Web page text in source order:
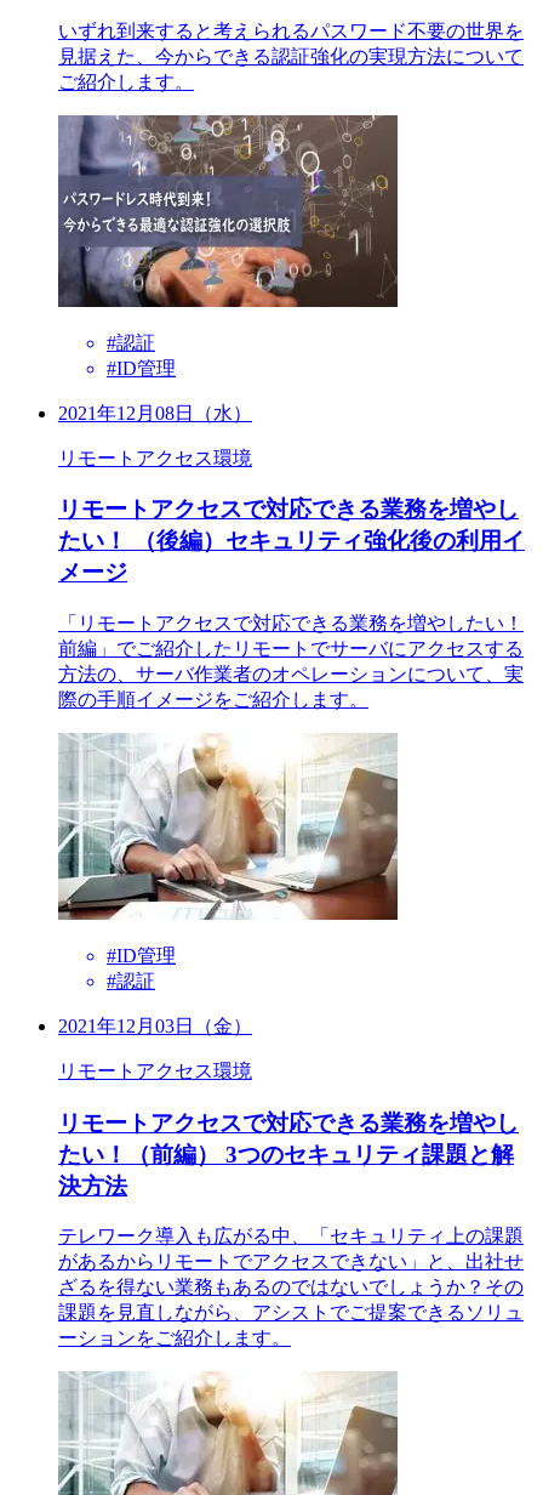
いずれ到来すると考えられるパスワード不要の世界を
見据えた、今からできる認証強化の実現方法について
ご紹介します。
#認証
#ID管理
2021年12月08日（水）
リモートアクセス環境
リモートアクセスで対応できる業務を増やし
たい！ （後編）セキュリティ強化後の利用イ
メージ
「リモートアクセスで対応できる業務を増やしたい！
前編」でご紹介したリモートでサーバにアクセスする
方法の、サーバ作業者のオペレーションについて、実
際の手順イメージをご紹介します。
#ID管理
#認証
2021年12月03日（金）
リモートアクセス環境
リモートアクセスで対応できる業務を増やし
たい！（前編） 3つのセキュリティ課題と解
決方法
テレワーク導入も広がる中、「セキュリティ上の課題
があるからリモートでアクセスできない」と、出社せ
ざるを得ない業務もあるのではないでしょうか？その
課題を見直しながら、アシストでご提案できるソリュ
ーションをご紹介します。